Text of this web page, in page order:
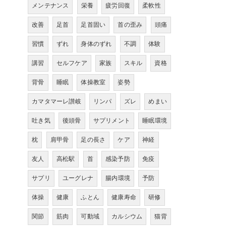
メンテナンス 栄養 疲労回復
柔軟性
改善
足首 足首固い 首の歪み
頭痛
習慣
ずれ 身体のずれ 不調
体験
講習
セルフケア 家族 スキル
資格
背骨
睡眠 体操教室
姿勢
カマタマーレ讃岐
リンパ ズレ
めまい
吐き気
後頭骨 サプリメント
睡眠環境
枕
肩甲骨 足の長さ ケア
神経
友人
高松駅 首 感染予防
免疫
サプリ
ユーグレナ 腸内環境
予防
体操
健康 ふとん 健康寿命
研修
関節
筋肉 可動域 カルシウム 猫背